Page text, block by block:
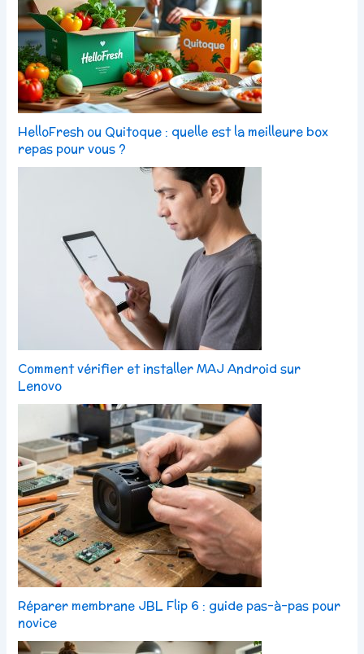
HelloFresh ou Quitoque : quelle est la meilleure box
repas pour vous ?
Comment vérifier et installer MAJ Android sur
Lenovo
Réparer membrane JBL Flip 6 : guide pas-à-pas pour
novice